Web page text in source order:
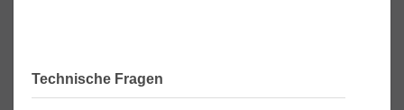
Technische Fragen